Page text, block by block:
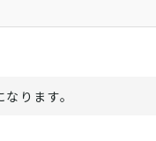
ります。